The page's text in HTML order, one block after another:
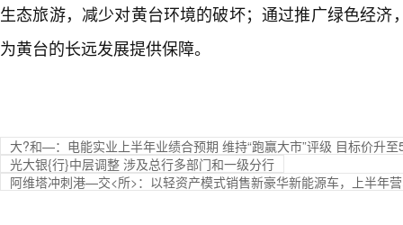
生态旅游，减少对黄台环境的破坏；通过推广绿色经济
为黄台的长远发展提供保障。
大?和—：电能实业上半年业绩合预期 维持“跑赢大市”评级 目标价升
光大银{行}中层调整 涉及总行多部门和一级分行
阿维塔冲刺港—交<所>：以轻资产模式销售新豪华新能源车，上半年